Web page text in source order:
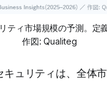
ティ市場規模の予測。定
作図: Qualiteg
ュリティは、全体